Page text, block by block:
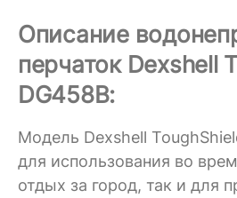
Описание
перчаток Dexshell
DG458B:
Модель Dexshell
для использования во
отдых за город, так и для